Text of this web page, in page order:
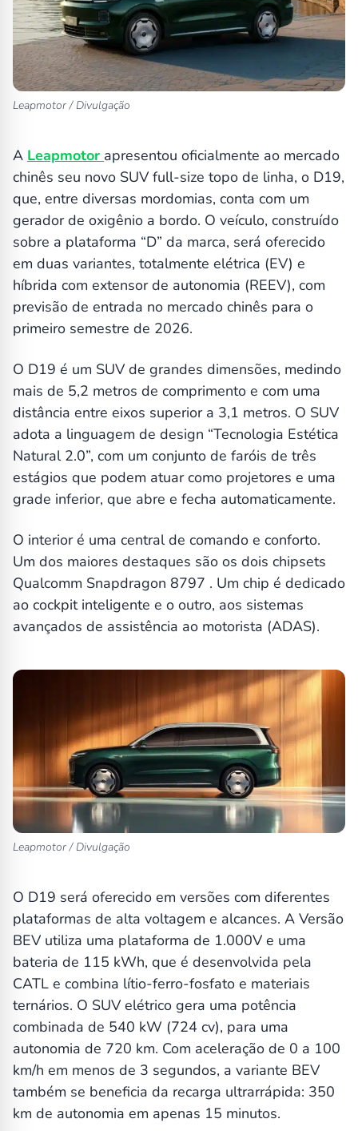
Leapmotor / Divulgação
A Leapmotor apresentou oficialmente ao mercado
chinês seu novo SUV full-size topo de linha, o D19,
que, entre diversas mordomias, conta com um
gerador de oxigênio a bordo. O veículo, construído
sobre a plataforma “D” da marca, será oferecido
em duas variantes, totalmente elétrica (EV) e
híbrida com extensor de autonomia (REEV), com
previsão de entrada no mercado chinês para o
primeiro semestre de 2026.
O D19 é um SUV de grandes dimensões, medindo
mais de 5,2 metros de comprimento e com uma
distância entre eixos superior a 3,1 metros. O SUV
adota a linguagem de design “Tecnologia Estética
Natural 2.0”, com um conjunto de faróis de três
estágios que podem atuar como projetores e uma
grade inferior, que abre e fecha automaticamente.
O interior é uma central de comando e conforto.
Um dos maiores destaques são os dois chipsets
Qualcomm Snapdragon 8797 . Um chip é dedicado
ao cockpit inteligente e o outro, aos sistemas
avançados de assistência ao motorista (ADAS).
Leapmotor / Divulgação
O D19 será oferecido em versões com diferentes
plataformas de alta voltagem e alcances. A Versão
BEV utiliza uma plataforma de 1.000V e uma
bateria de 115 kWh, que é desenvolvida pela
CATL e combina lítio-ferro-fosfato e materiais
ternários. O SUV elétrico gera uma potência
combinada de 540 kW (724 cv), para uma
autonomia de 720 km. Com aceleração de 0 a 100
km/h em menos de 3 segundos, a variante BEV
também se beneficia da recarga ultrarrápida: 350
km de autonomia em apenas 15 minutos.